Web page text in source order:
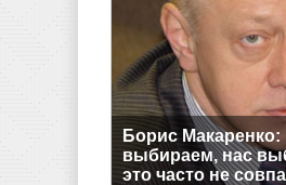
Борис
выбираем, нас
это часто не